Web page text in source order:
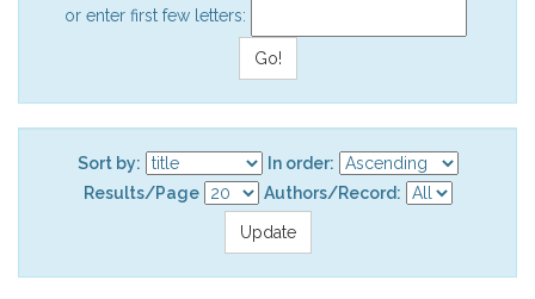
or enter first few letters:
Sort by:
In order:
Results/Page
Authors/Record: